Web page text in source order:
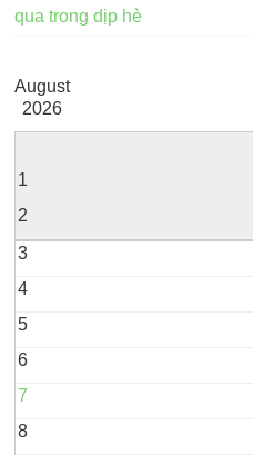
qua trong dịp hè
August
2026
1
2
3
4
5
6
7
8